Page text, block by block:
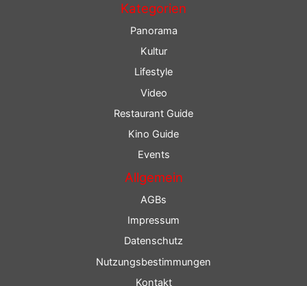
Kategorien
Panorama
Kultur
Lifestyle
Video
Restaurant Guide
Kino Guide
Events
Allgemein
AGBs
Impressum
Datenschutz
Nutzungsbestimmungen
Kontakt